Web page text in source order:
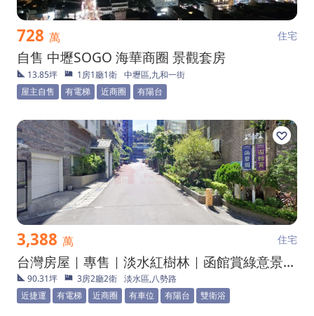
728 萬 住宅
自售 中壢SOGO 海華商圈 景觀套房
13.85坪 1房1廳1衛 中壢區,九和一街
屋主自售
有電梯 近商圈 有陽台
3,388 萬 住宅
台灣房屋｜專售｜淡水紅樹林｜函館賞綠意景觀亮麗三房
90.31坪 3房2廳2衛 淡水區,八勢路
近捷運
有電梯 近商圈 有車位 有陽台 雙衛浴